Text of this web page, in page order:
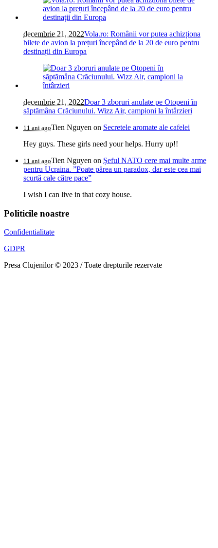
decembrie 21, 2022Vola.ro: Românii vor putea achizționa
bilete de avion la prețuri începând de la 20 de euro pentru
destinații din Europa
decembrie 21, 2022Doar 3 zboruri anulate pe Otopeni în
săptămâna Crăciunului. Wizz Air, campioni la întârzieri
11 ani agoTien Nguyen on Secretele aromate ale cafelei
Hey guys. These girls need your helps. Hurry up!!
11 ani agoTien Nguyen on Șeful NATO cere mai multe arme
pentru Ucraina. ”Poate părea un paradox, dar este cea mai
scurtă cale către pace”
I wish I can live in that cozy house.
Politicile noastre
Confidentialitate
GDPR
Presa Clujenilor © 2023 / Toate drepturile rezervate